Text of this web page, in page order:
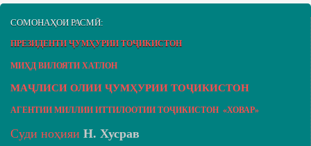
СОМОНАҲОИ РАСМӢ:
ПРЕЗИДЕНТИ ҶУМҲУРИИ ТОҶИКИСТОН
МИҲД ВИЛОЯТИ ХАТЛОН
МАҶЛИСИ ОЛИИ ҶУМҲУРИИ ТОҶИКИСТОН
АГЕНТИИ МИЛЛИИ ИТТИЛООТИИ ТОҶИКИСТОН «ХОВАР»
Суди ноҳияи Н. Хусрав